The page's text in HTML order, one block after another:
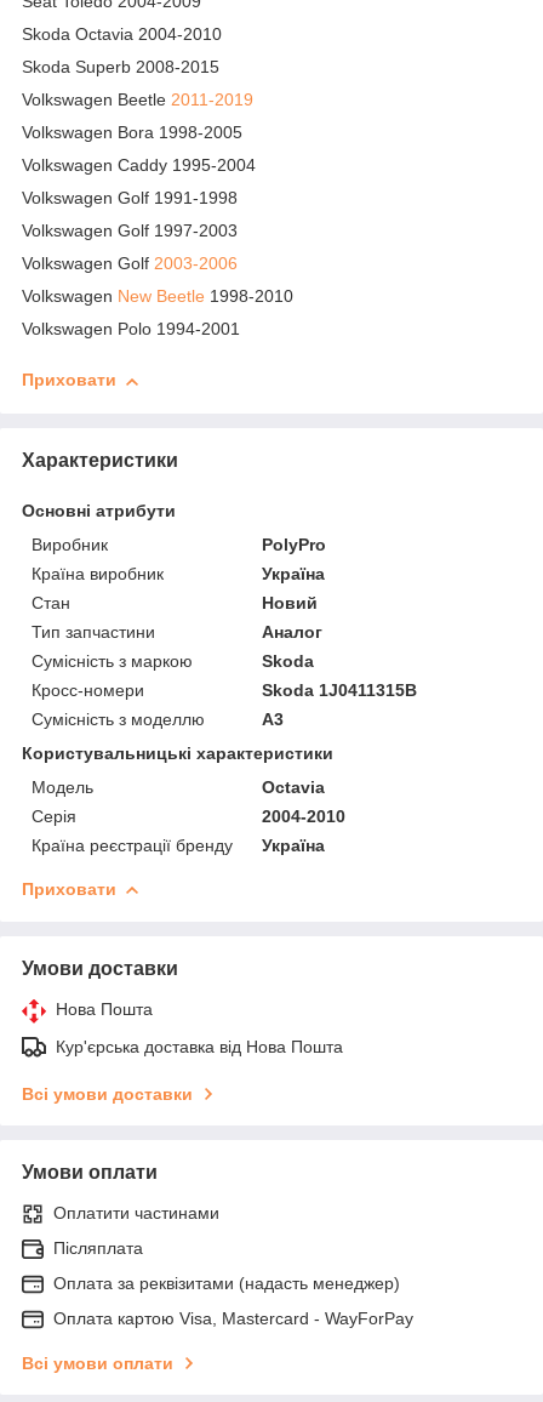
Skoda Octavia 2004-2010
Skoda Superb 2008-2015
Volkswagen Beetle 2011-2019
Volkswagen Bora 1998-2005
Volkswagen Caddy 1995-2004
Volkswagen Golf 1991-1998
Volkswagen Golf 1997-2003
Volkswagen Golf 2003-2006
Volkswagen New Beetle 1998-2010
Volkswagen Polo 1994-2001
Приховати
Характеристики
Основні атрибути
Виробник
PolyPro
Країна виробник
Україна
Стан
Новий
Тип запчастини
Аналог
Сумісність з маркою
Skoda
Кросс-номери
Skoda 1J0411315B
Сумісність з моделлю
A3
Користувальницькі характеристики
Модель
Octavia
Серія
2004-2010
Країна реєстрації бренду
Україна
Приховати
Умови доставки
Нова Пошта
Кур'єрська доставка від Нова Пошта
Всі умови доставки
Умови оплати
Оплатити частинами
Післяплата
Оплата за реквізитами (надасть менеджер)
Оплата картою Visa, Mastercard - WayForPay
Всі умови оплати